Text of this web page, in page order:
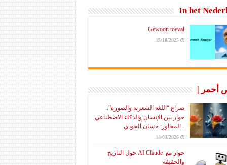
In het
Gewoon toeval
15/10/2025
أحمر |
صراع “اللغة الشعرية والصورة”..
حوار بين الإنسان والذكاء الاصطناعي
ـ المحاور: حسان الجودي
14/03/2026
حوار مع AI Claude حول التاريخ
والحقيقة